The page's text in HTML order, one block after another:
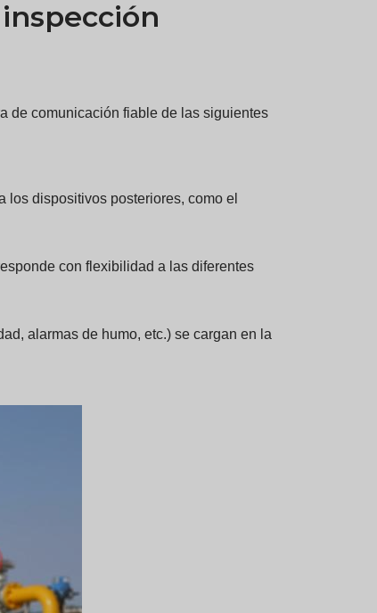
de comunicación fiable de las siguientes
los dispositivos posteriores, como el
con flexibilidad a las diferentes
alarmas de humo, etc.) se cargan en la